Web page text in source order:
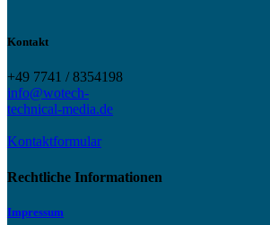
Kontakt
+49 7741 / 8354198
info@wotech-
technical-media.de
Kontaktformular
Rechtliche Informationen
Impressum